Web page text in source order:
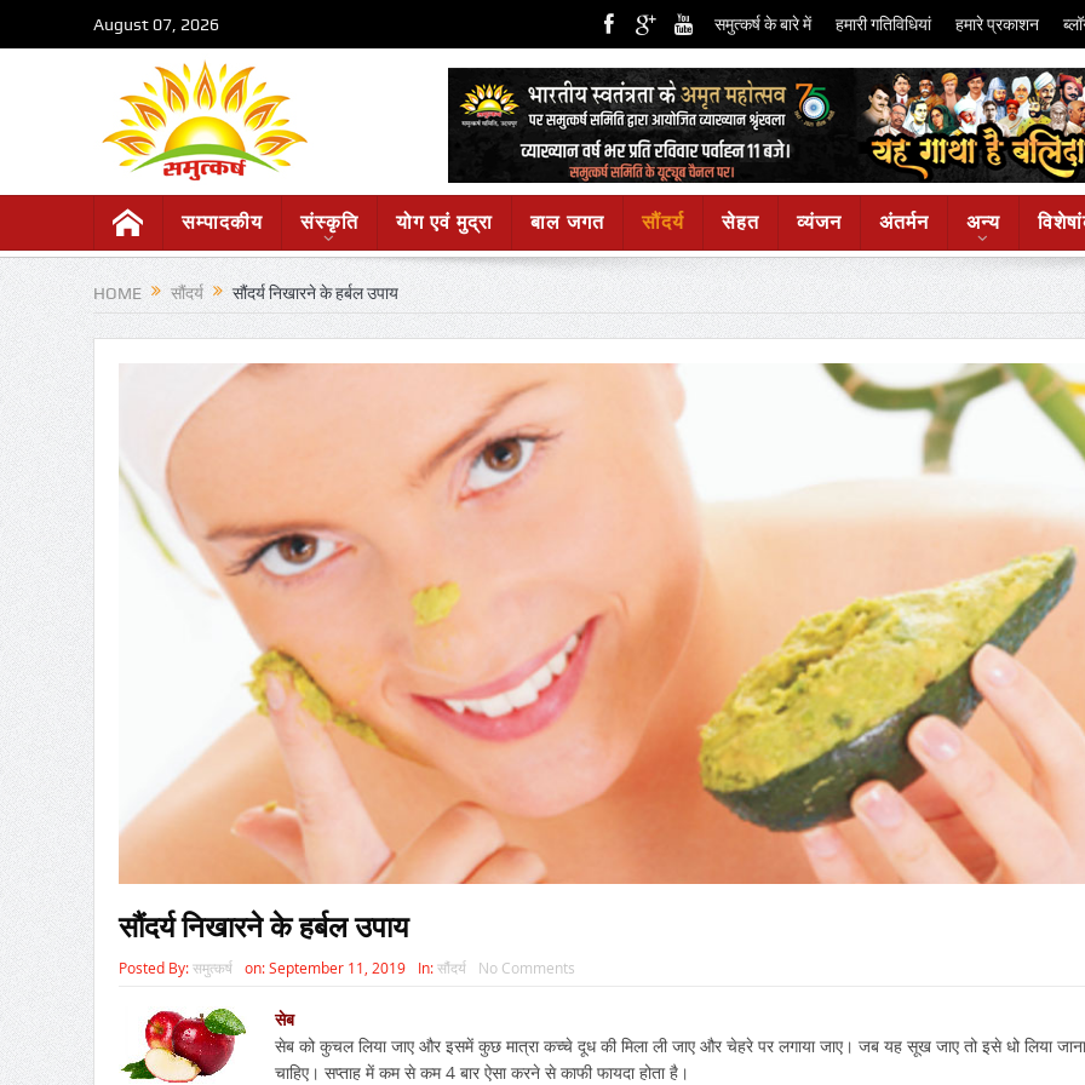
August 07, 2026 समुत्कर्ष के बारे में हमारी गतिविधियां हमारे प्रकाशन
सम्पादकीय संस्कृति योग एवं मुद्रा बाल जगत सौंदर्य सेहत व्यंजन अंतर्मन अन्य
HOME सौंदर्य सौंदर्य निखारने के हर्बल उपाय
सौंदर्य निखारने के हर्बल उपाय
Posted By:समुत्कर्ष on:September 11, 2019 In:सौंदर्य No Comments
सेब
सेब को कुचल लिया जाए और इसमें कुछ मात्रा कच्चे दूध की मिला ली जाए और चेहरे पर लगाया जाए। जब यह सूख जाए तो इसे धो लिया जाना
चाहिए। सप्ताह में कम से कम 4 बार ऐसा करने से काफी फायदा होता है।
सत्यशोधक समाज के आकांक्षी थे महात्मा
ज्योतिराव गोविंदराव फुले
लज्जावान और निर्लज्ज